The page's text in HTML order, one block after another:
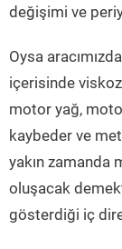
değişimi ve
Oysa
içerisinde
motor yağ,
kaybeder ve
yakın
oluşacak
gösterdiği iç